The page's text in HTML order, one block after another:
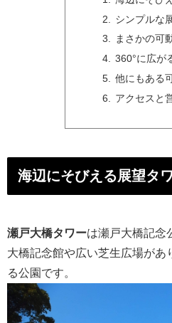
シンプルな
まさかの可
360°に広が
他にもある
アクセスと
海辺にそびえる展望タ
瀬戸大橋タワーは瀬戸大橋記念
大橋記念館や広い芝生広場があ
る公園です。